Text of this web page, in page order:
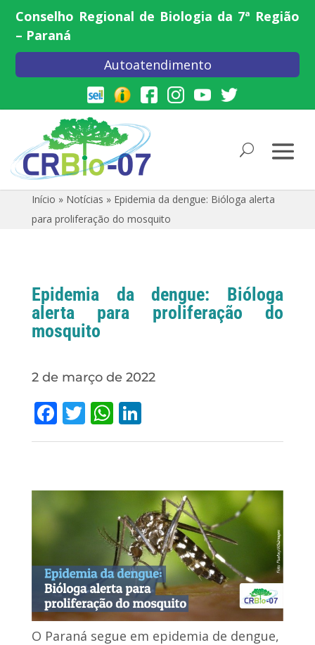
Conselho Regional de Biologia da 7ª Região
– Paraná
Autoatendimento
Início » Notícias » Epidemia da dengue: Bióloga alerta
para proliferação do mosquito
Epidemia da dengue: Bióloga
alerta para proliferação do
mosquito
2 de março de 2022
Facebook
Twitter
WhatsApp
LinkedIn
O Paraná segue em epidemia de dengue,